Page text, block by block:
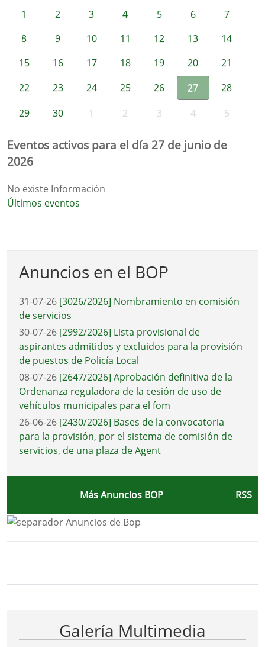
1 2 3 4 5 6
7
8
9 10 11 12 13
14
15
16 17 18 19 20
21
22
23 24 25 26 27
28
29
30 1 2 3 4 5
Eventos activos para el día 27 de junio de
2026
No existe Información
Últimos eventos
Anuncios en el BOP
31-07-26 [3026/2026] Nombramiento en comisión
de servicios
30-07-26 [2992/2026] Lista provisional de
aspirantes admitidos y excluidos para la provisión
de puestos de Policía Local
08-07-26 [2647/2026] Aprobación definitiva de la
Ordenanza reguladora de la cesión de uso de
vehículos municipales para el fom
26-06-26 [2430/2026] Bases de la convocatoria
para la provisión, por el sistema de comisión de
servicios, de una plaza de Agent
Más Anuncios BOP RSS
Galería Multimedia